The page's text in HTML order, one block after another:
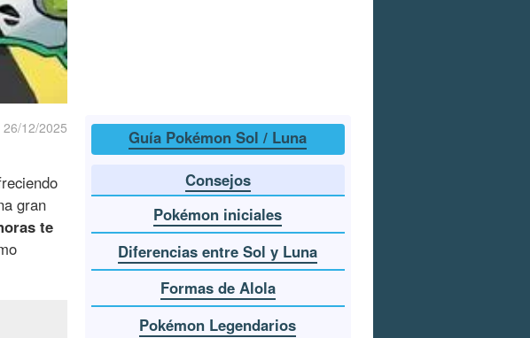
12/2025
gran
te
Guía Pokémon Sol / Luna
Consejos
Pokémon iniciales
Diferencias entre Sol y Luna
Formas de Alola
Pokémon Legendarios